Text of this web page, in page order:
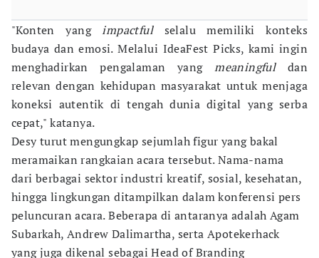
"Konten yangimpactfulselalu memiliki konteks
budaya dan emosi. Melalui IdeaFest Picks, kami ingin
menghadirkan pengalaman yangmeaningful dan
relevan dengan kehidupan masyarakat untuk menjaga
koneksi autentik di tengah dunia digital yang serba
cepat," katanya.
Desy turut mengungkap sejumlah figur yang bakal
meramaikan rangkaian acara tersebut. Nama-nama
dari berbagai sektor industri kreatif, sosial, kesehatan,
hingga lingkungan ditampilkan dalam konferensi pers
peluncuran acara. Beberapa di antaranya adalah Agam
Subarkah, Andrew Dalimartha, serta Apotekerhack
yang juga dikenal sebagai Head of Branding